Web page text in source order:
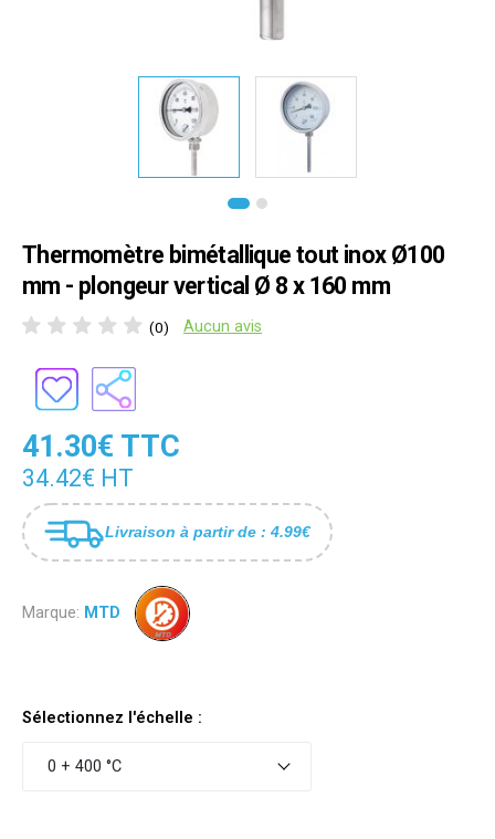
Thermomètre bimétallique tout inox Ø100
mm - plongeur vertical Ø 8 x 160 mm
(0) Aucun avis
41.30€ TTC
34.42€ HT
Livraison à partir de : 4.99€
Marque: MTD
Sélectionnez l'échelle :
0 + 400 °C